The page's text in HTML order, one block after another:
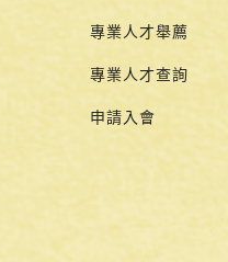
專業人才舉薦
專業人才查詢
申請入會